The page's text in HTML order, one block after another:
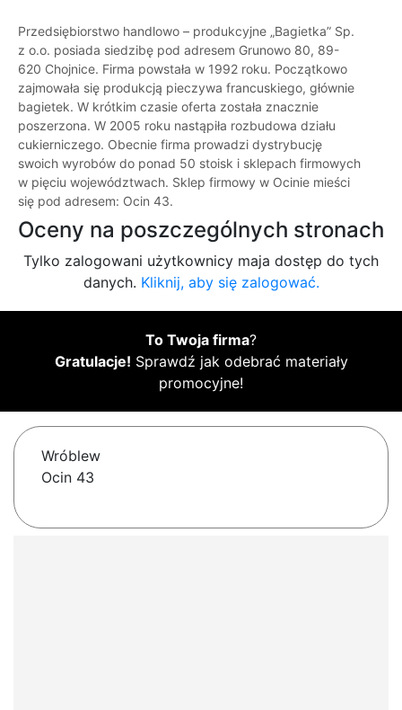
Przedsiębiorstwo handlowo – produkcyjne „Bagietka” Sp.
z o.o. posiada siedzibę pod adresem Grunowo 80, 89-
620 Chojnice. Firma powstała w 1992 roku. Początkowo
zajmowała się produkcją pieczywa francuskiego, głównie
bagietek. W krótkim czasie oferta została znacznie
poszerzona. W 2005 roku nastąpiła rozbudowa działu
cukierniczego. Obecnie firma prowadzi dystrybucję
swoich wyrobów do ponad 50 stoisk i sklepach firmowych
w pięciu województwach. Sklep firmowy w Ocinie mieści
się pod adresem: Ocin 43.
Oceny na poszczególnych stronach
Tylko zalogowani użytkownicy maja dostęp do tych
danych. Kliknij, aby się zalogować.
To Twoja firma?
Gratulacje! Sprawdź jak odebrać materiały
promocyjne!
Wróblew
Ocin 43